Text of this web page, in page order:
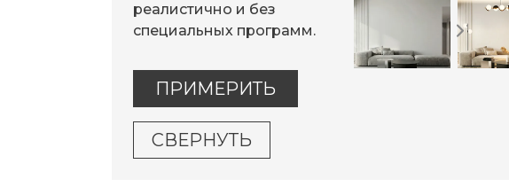
реалистично и без
специальных программ.
ПРИМЕРИТЬ
СВЕРНУТЬ